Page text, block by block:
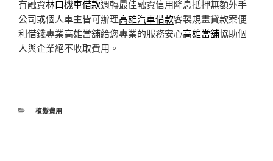
有融資林口機車借款週轉最佳融資信用降息抵押無額外手
公司或個人車主皆可辦理高雄汽車借款客製規畫貸款案便
利借錢專業高雄當舖給您專業的服務安心高雄當舖協助個
人與企業絕不收取費用。
分
植髮費用